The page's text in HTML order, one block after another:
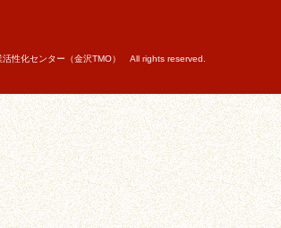
性化センター（金沢TMO） All rights reserved.